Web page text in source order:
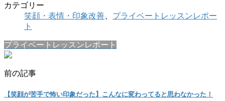
カテゴリー
笑顔・表情・印象改善
プライベートレッスンレポー
ト
プライベートレッスンレポート
前の記事
【笑顔が苦手で怖い印象だった】こんなに変わってると思わなかった！